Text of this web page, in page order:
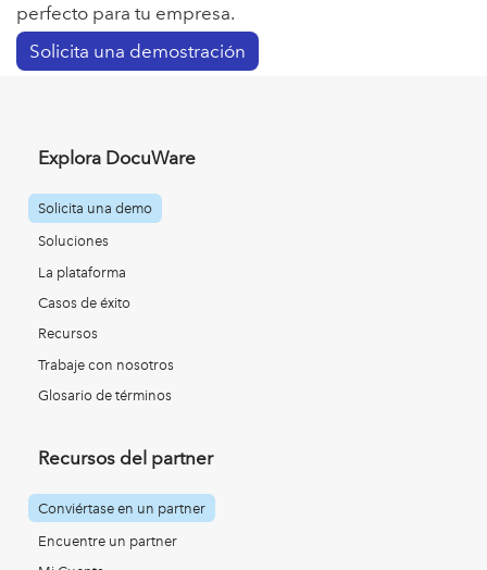
perfecto para tu empresa.
Solicita una demostración
Explora DocuWare
Solicita una demo
Soluciones
La plataforma
Casos de éxito
Recursos
Trabaje con nosotros
Glosario de términos
Recursos del partner
Conviértase en un partner
Encuentre un partner